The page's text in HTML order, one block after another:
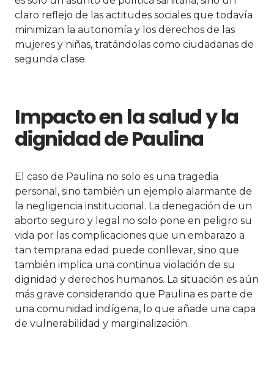
claro reflejo de las actitudes sociales que todavía
minimizan la autonomía y los derechos de las
mujeres y niñas, tratándolas como ciudadanas de
segunda clase.
Impacto en la salud y la
dignidad de Paulina
El caso de Paulina no solo es una tragedia
personal, sino también un ejemplo alarmante de
la negligencia institucional. La denegación de un
aborto seguro y legal no solo pone en peligro su
vida por las complicaciones que un embarazo a
tan temprana edad puede conllevar, sino que
también implica una continua violación de su
dignidad y derechos humanos. La situación es aún
más grave considerando que Paulina es parte de
una comunidad indígena, lo que añade una capa
de vulnerabilidad y marginalización.